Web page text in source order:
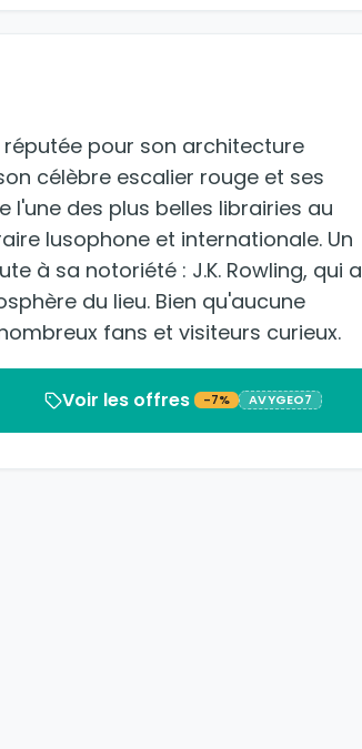
pour son architecture
célèbre escalier rouge et ses
des plus belles librairies au
lusophone et internationale. Un
à sa notoriété : J.K. Rowling, qui a
du lieu. Bien qu'aucune
fans et visiteurs curieux.
Voir les offres -7% AVYGEO7